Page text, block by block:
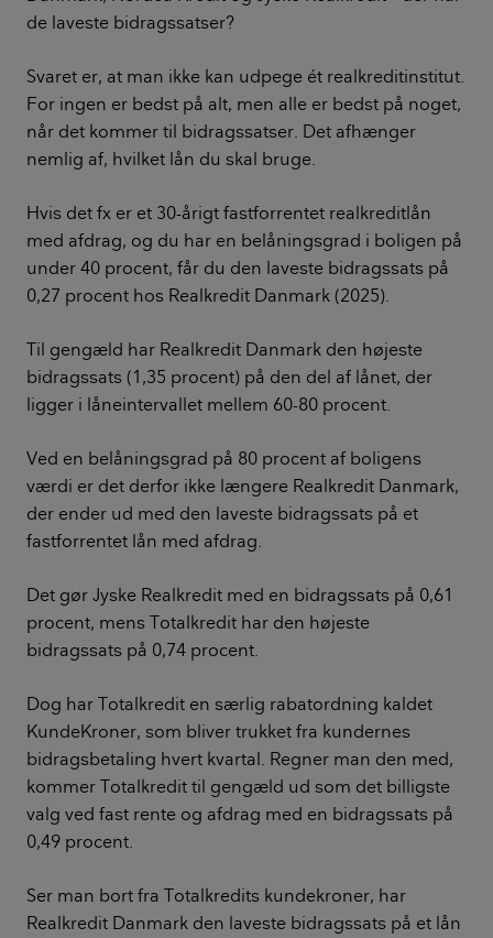
de laveste bidragssatser?
Svaret er, at man ikke kan udpege ét realkreditinstitut.
For ingen er bedst på alt, men alle er bedst på noget,
når det kommer til bidragssatser. Det afhænger
nemlig af, hvilket lån du skal bruge.
Hvis det fx er et 30-årigt fastforrentet realkreditlån
med afdrag, og du har en belåningsgrad i boligen på
under 40 procent, får du den laveste bidragssats på
0,27 procent hos Realkredit Danmark (2025).
Til gengæld har Realkredit Danmark den højeste
bidragssats (1,35 procent) på den del af lånet, der
ligger i låneintervallet mellem 60-80 procent.
Ved en belåningsgrad på 80 procent af boligens
værdi er det derfor ikke længere Realkredit Danmark,
der ender ud med den laveste bidragssats på et
fastforrentet lån med afdrag.
Det gør Jyske Realkredit med en bidragssats på 0,61
procent, mens Totalkredit har den højeste
bidragssats på 0,74 procent.
Dog har Totalkredit en særlig rabatordning kaldet
KundeKroner, som bliver trukket fra kundernes
bidragsbetaling hvert kvartal. Regner man den med,
kommer Totalkredit til gengæld ud som det billigste
valg ved fast rente og afdrag med en bidragssats på
0,49 procent.
Ser man bort fra Totalkredits kundekroner, har
Realkredit Danmark den laveste bidragssats på et lån